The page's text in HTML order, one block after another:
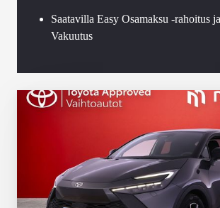
Saatavilla Easy Osamaksu -rahoitus
Vakuutus